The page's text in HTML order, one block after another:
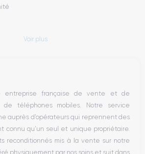
Voir plus
entreprise française de vente et de
de téléphones mobiles. Notre service
auprès d’opérateurs qui reprennent des
connu qu’un seul et unique propriétaire.
reconditionnés mis à la vente sur notre
physiquement par nos soins et suit dans